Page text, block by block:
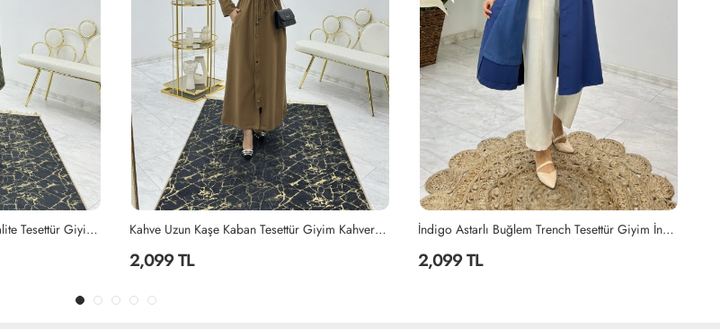
Kahve Uzun Kaşe Kaban Tesettür Giyim Kahverengi İndigo Astarlı Buğlem Trench Tesettür Giyim İndigo
2,099 TL
Taş Canan Astarlı Trench Tesettür Giyim Taş Rengi
2,099 TL